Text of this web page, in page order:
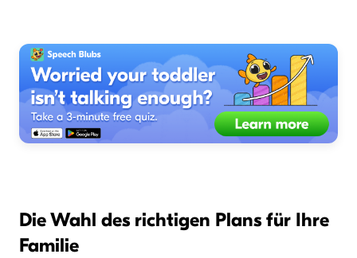
Die Wahl des richtigen Plans für Ihre
Familie